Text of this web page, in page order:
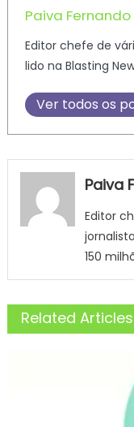
Paiva Fernando
Editor chefe de
lido na Blasting
Ver todos os
Paiva
Editor
150
Related Articles